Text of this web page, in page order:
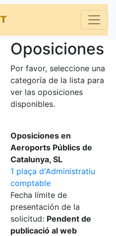
Oposiciones
Por favor, seleccione una
categoría de la lista para
ver las oposiciones
disponibles.
Oposiciones en
Aeroports Públics de
Catalunya, SL
1 plaça d'Administratiu
comptable
Fecha límite de
presentación de la
solicitud: Pendent de
publicació al web